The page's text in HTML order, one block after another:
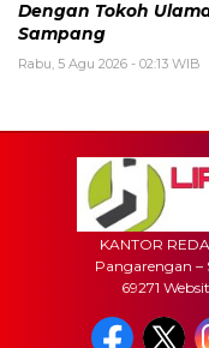
Dengan Tokoh
Sampang
Rabu, 5 Agu 2026 - 02:13 WIB
KANTOR
Pangarengan
69271